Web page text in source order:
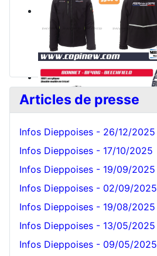
Bonnet Blanc
Articles de presse
Infos Dieppoises - 26/12/2025
Infos Dieppoises - 17/10/2025
Infos Dieppoises - 19/09/2025
Infos Dieppoises - 02/09/2025
Infos Dieppoises - 19/08/2025
Infos Dieppoises - 13/05/2025
Infos Dieppoises - 09/05/2025